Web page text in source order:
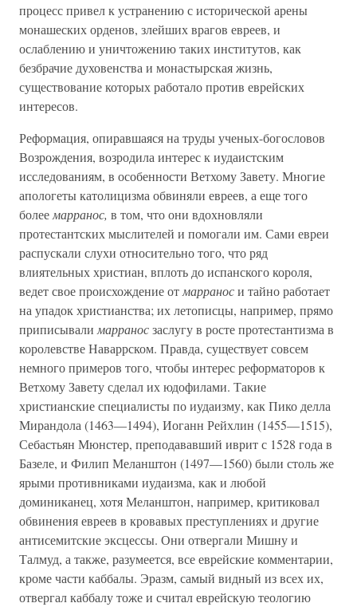
процесс привел к устранению с исторической арены
монашеских орденов, злейших врагов евреев, и
ослаблению и уничтожению таких институтов, как
безбрачие духовенства и монастырская жизнь,
существование которых работало против еврейских
интересов.
Реформация, опиравшаяся на труды ученых-богословов
Возрождения, возродила интерес к иудаистским
исследованиям, в особенности Ветхому Завету. Многие
апологеты католицизма обвиняли евреев, а еще того
более марранос, в том, что они вдохновляли
протестантских мыслителей и помогали им. Сами евреи
распускали слухи относительно того, что ряд
влиятельных христиан, вплоть до испанского короля,
ведет свое происхождение от марраноси тайно работает
на упадок христианства; их летописцы, например, прямо
приписывали марраносзаслугу в росте протестантизма в
королевстве Наваррском. Правда, существует совсем
немного примеров того, чтобы интерес реформаторов к
Ветхому Завету сделал их юдофилами. Такие
христианские специалисты по иудаизму, как Пико делла
Мирандола (1463—1494), Иоганн Рейхлин (1455—1515),
Себастьян Мюнстер, преподававший иврит с 1528 года в
Базеле, и Филип Меланштон (1497—1560) были столь же
ярыми противниками иудаизма, как и любой
доминиканец, хотя Меланштон, например, критиковал
обвинения евреев в кровавых преступлениях и другие
антисемитские эксцессы. Они отвергали Мишну и
Талмуд, а также, разумеется, все еврейские комментарии,
кроме части каббалы. Эразм, самый видный из всех их,
отвергал каббалу тоже и считал еврейскую теологию